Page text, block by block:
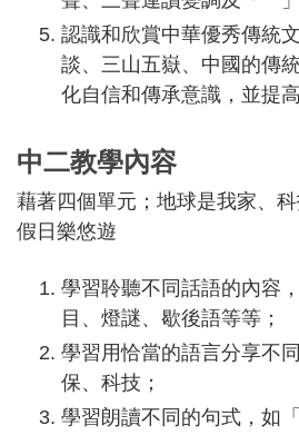
認識和欣賞中華優秀傳統
談、三山五嶽、中國的傳
化自信和傳承意識，並提
中二教學內容
藉著四個單元；地球是我家、科
假日樂悠遊
學習聆聽不同話語的內容
目、燈謎、歇後語等等；
學習用恰當的語言分享不
保、科技；
學習朗讀不同的句式，如